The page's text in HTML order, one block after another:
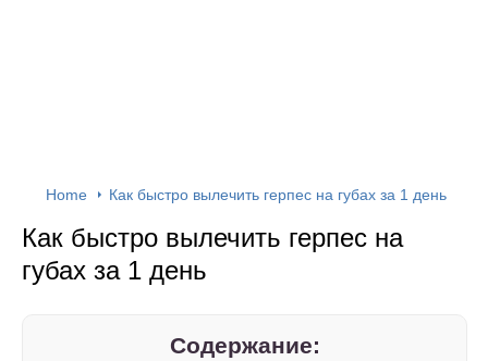
Home Как быстро вылечить герпес на губах за 1 день
Как быстро вылечить герпес на
губах за 1 день
Содержание: